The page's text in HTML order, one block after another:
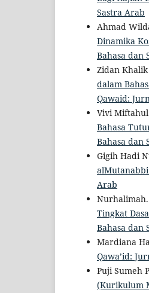
Sastra Arab
Ahmad
Dinamika
Bahasa dan
Zidan
dalam
Qawaid:
Vivi Miftahul
Bahasa
Bahasa dan
Gigih Hadi
alMutanabbi
Arab
Nurhalimah.
Tingkat
Bahasa dan
Mardiana
Qawa’id:
Puji Sumeh
(Kurikulum